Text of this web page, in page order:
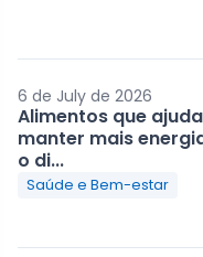
6 de July de 2026
Alimentos que
manter mais
o di...
Saúde e Bem-estar